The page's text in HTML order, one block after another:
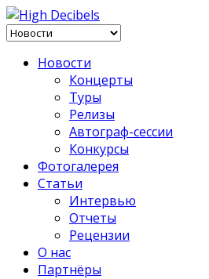
Новости
Концерты
Туры
Релизы
Автограф-сессии
Конкурсы
Фотогалерея
Статьи
Интервью
Отчеты
Рецензии
О нас
Партнёры